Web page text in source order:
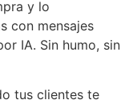
y lo
con mensajes
IA. Sin humo, sin
tus clientes te